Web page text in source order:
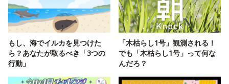
もし、海でイルカを見つけた
ら？あなたが取るべき「3つの
行動」
「木枯らし1号」観測される！
でも「木枯らし1号」って何な
んだろ？